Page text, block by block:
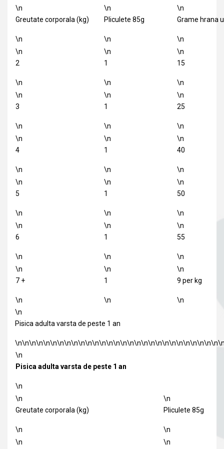
\n
Greutate corporala (kg)
\n
\n
Pliculete 85g
\n
\n
Grame hrana
\n
\n
2
\n
\n
1
\n
\n
15
\n
\n
3
\n
\n
1
\n
\n
25
\n
\n
4
\n
\n
1
\n
\n
40
\n
\n
5
\n
\n
1
\n
\n
50
\n
\n
6
\n
\n
1
\n
\n
55
\n
\n
7 +
\n
\n
1
\n
\n
9 per kg
\n
\n
Pisica adulta varsta de peste 1 an
\n
Pisica adulta varsta de peste 1 an
\n
\n
Greutate corporala (kg)
\n
\n
Pliculete 85g
\n
\n
\n